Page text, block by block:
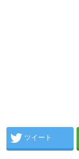
ツイート